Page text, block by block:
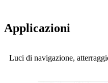
Applicazioni
Luci di navigazione,